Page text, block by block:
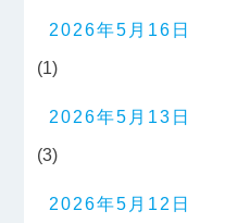
2026年5月16日
(1)
2026年5月13日
(3)
2026年5月12日